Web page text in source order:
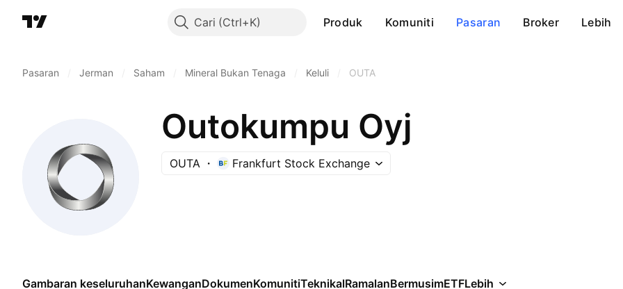
Cari Produk Komuniti Pasaran Broker Lebih
Pasaran Jerman Saham Mineral Bukan Tenaga Keluli OUTA
Outokumpu Oyj
OUTA Frankfurt Stock Exchange
Gambaran keseluruhanKewanganDokumenKomunitiTeknikalRamalanBermusimETFLebih